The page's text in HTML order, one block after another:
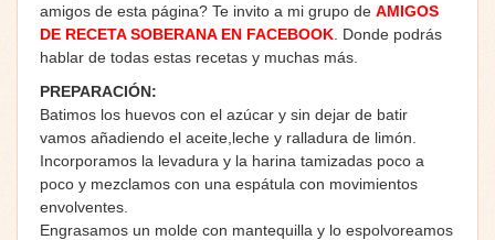
amigos de esta página? Te invito a mi grupo de AMIGOS
DE RECETA SOBERANA EN FACEBOOK . Donde podrás
hablar de todas estas recetas y muchas más.
PREPARACIÓN:
Batimos los huevos con el azúcar y sin dejar de batir
vamos añadiendo el aceite,leche y ralladura de limón.
Incorporamos la levadura y la harina tamizadas poco a
poco y mezclamos con una espátula con movimientos
envolventes.
Engrasamos un molde con mantequilla y lo espolvoreamos